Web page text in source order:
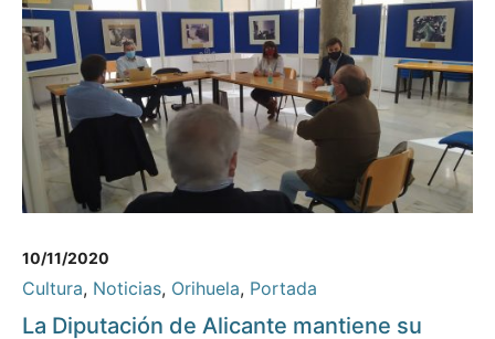
10/11/2020
Cultura, Noticias, Orihuela, Portada
La Diputación de Alicante mantiene su